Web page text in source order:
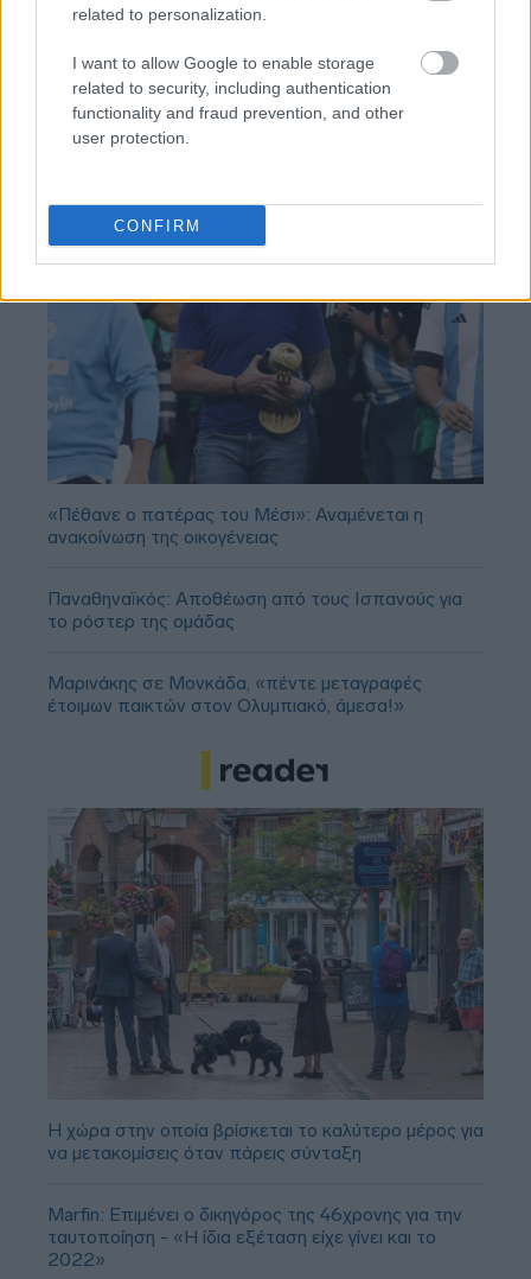
related to personalization.
I want to allow Google to enable storage
related to security, including authentication
functionality and fraud prevention, and other
user protection.
CONFIRM
«Πέθανε ο πατέρας του Μέσι»: Αναμένεται η
ανακοίνωση της οικογένειας
Παναθηναϊκός: Αποθέωση από τους Ισπανούς για
το ρόστερ της ομάδας
Μαρινάκης σε Μονκάδα, «πέντε μεταγραφές
έτοιμων παικτών στον Ολυμπιακό, άμεσα!»
Η χώρα στην οποία βρίσκεται το καλύτερο μέρος για
να μετακομίσεις όταν πάρεις σύνταξη
Marfin: Επιμένει ο δικηγόρος της 46χρονης για την
ταυτοποίηση - «Η ίδια εξέταση είχε γίνει και το
2022»